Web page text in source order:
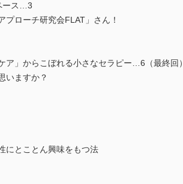
ース…3
ローチ研究会FLAT」さん！
」からこぼれる小さなセラピー…6（最終回）
いますか？
にとことん興味をもつ法